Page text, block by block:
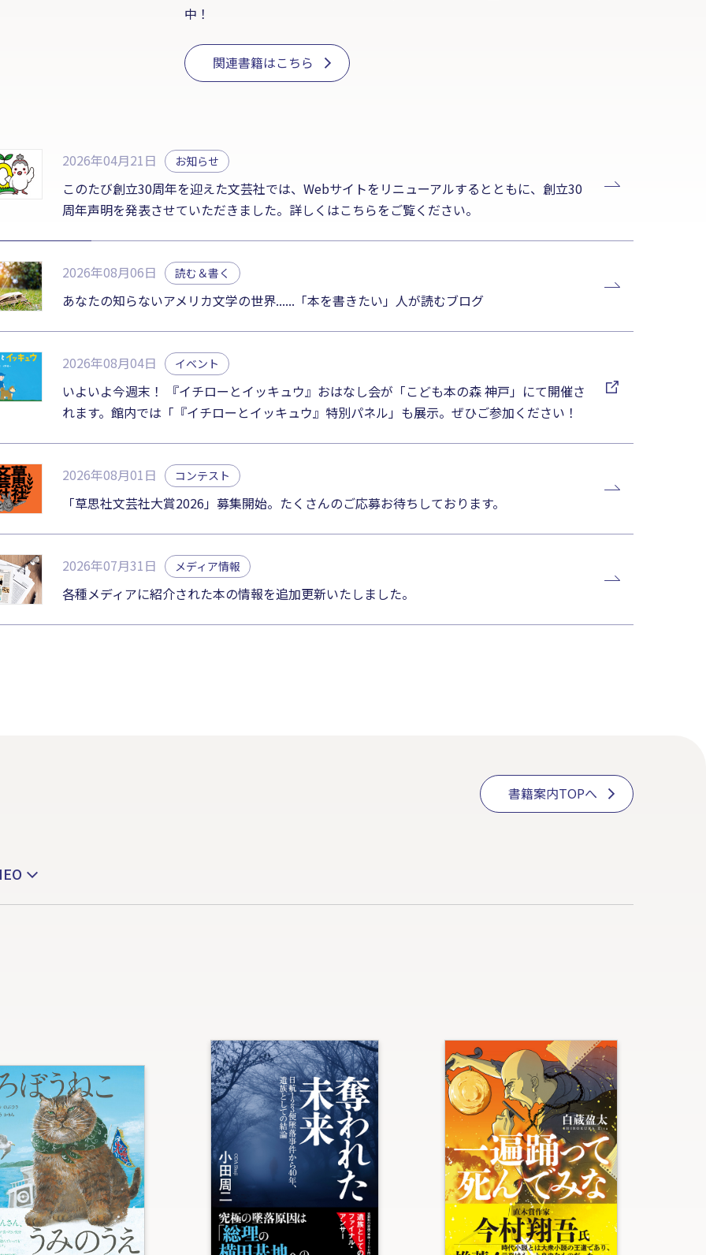
中！
関連書籍はこちら
2026年04月21日 お知らせ
このたび創立30周年を迎えた文芸社では、Webサイトをリニューアルするとともに、創立30
周年声明を発表させていただきました。詳しくはこちらをご覧ください。
2026年08月06日 読む＆書く
あなたの知らないアメリカ文学の世界......「本を書きたい」人が読むブログ
2026年08月04日 イベント
いよいよ今週末！ 『イチローとイッキュウ』おはなし会が「こども本の森 神戸」にて開催さ
れます。館内では「『イチローとイッキュウ』特別パネル」も展示。ぜひご参加ください！
2026年08月01日 コンテスト
「草思社文芸社大賞2026」募集開始。たくさんのご応募お待ちしております。
2026年07月31日 メディア情報
各種メディアに紹介された本の情報を追加更新いたしました。
書籍案内TOPへ